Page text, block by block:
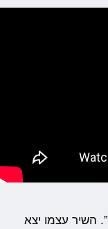
השיר השני שנכנס לרשימה הוא “Almost”. השיר עצמו יצא